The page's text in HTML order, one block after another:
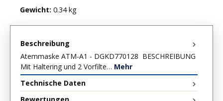
Gewicht: 0.34 kg
Beschreibung
Atemmaske ATM-A1 - DGKD770128 BESCHREIBUNG
Mit Haltering und 2 Vorfilte… Mehr
Technische Daten